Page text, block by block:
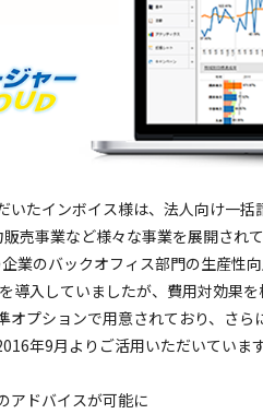
いたインボイス様は、法人向け一
売事業など様々な事業を展開され
業のバックオフィス部門の生産性向
導入していましたが、費用対効果
オプションで用意されており、さ
年9月よりご活用いただいています
アドバイスが可能に